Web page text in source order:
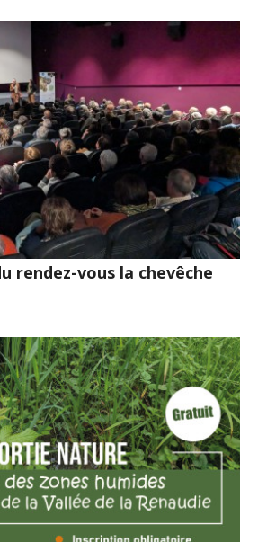
rendez-vous la chevêche